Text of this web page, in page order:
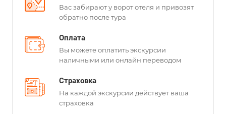
Вас забирают у ворот отеля и привозят
обратно после тура
Оплата
Вы можете оплатить экскурсии
наличными или онлайн переводом
Страховка
На каждой экскурсии действует ваша
страховка